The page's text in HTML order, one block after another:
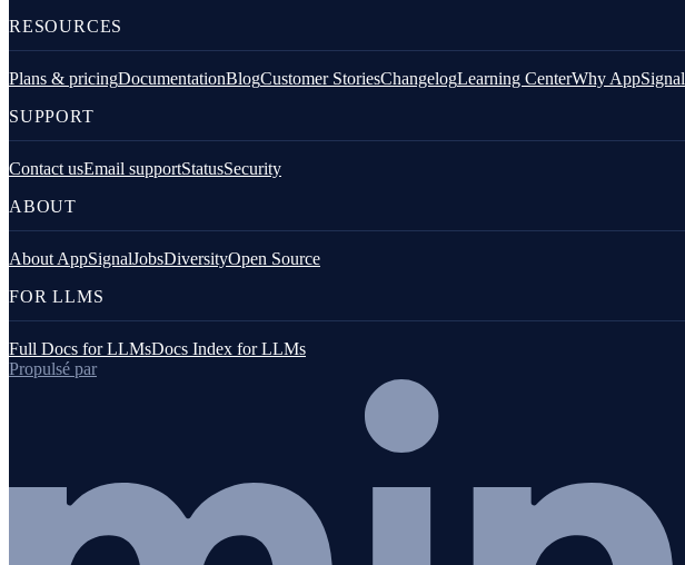
JavaScript (navigateur)
Go
RESOURCES
Plans & pricingDocumentationBlogCustomer StoriesChangelogLearning CenterWhy AppSignal
SUPPORT
Contact usEmail supportStatusSecurity
ABOUT
About AppSignalJobsDiversityOpen Source
FOR LLMS
Full Docs for LLMsDocs Index for LLMs
Propulsé par